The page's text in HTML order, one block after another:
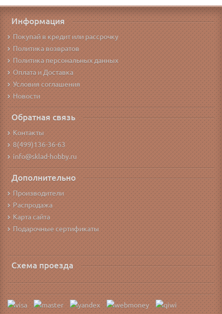
Информация
Покупай в кредит или рассрочку
Политика возвратов
Политика персональных данных
Оплата и Доставка
Условия соглашения
Новости
Обратная связь
Контакты
8(499)136-36-63
info@sklad-hobby.ru
Дополнительно
Производители
Распродажа
Карта сайта
Подарочные сертификаты
Схема проезда